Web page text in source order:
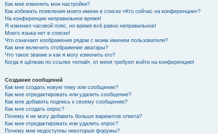
Как мне изменить мои настройки?
Как избежать появления моего имени в списке «Кто сейчас на конференции»?
На конференции неправильное время!
Я изменил часовой пояс, но время всё равно неправильное!
Моего языка нет в списке!
Что означают изображения рядом с моим именем пользователя?
Как мне включить отображение аватары?
Что такое звание и как я могу изменить его?
Когда я щёлкаю по ссылке «email», от меня требуют войти на конференцию!
Создание сообщений
Как мне создать новую тему или сообщение?
Как мне отредактировать или удалить сообщение?
Как мне добавить подпись к своему сообщению?
Как мне создать опрос?
Почему я не могу добавить больше вариантов ответа?
Как мне отредактировать или удалить опрос?
Почему мне недоступны некоторые форумы?